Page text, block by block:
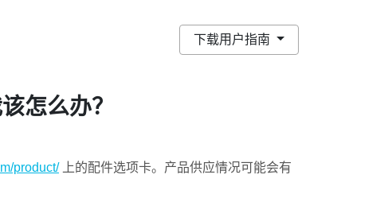
下载用户指南
怎么办？
product/上的配件选项卡。产品供应情况可能会有